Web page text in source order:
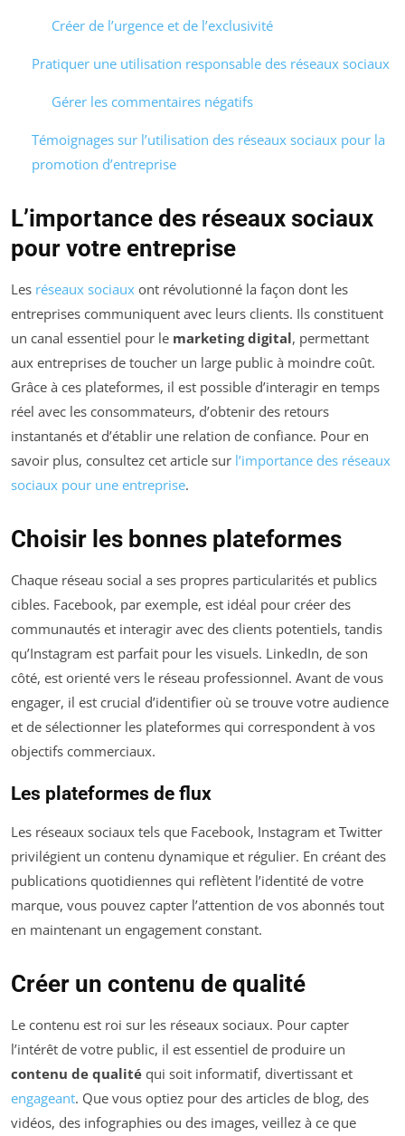
Créer de l’urgence et de l’exclusivité
Pratiquer une utilisation responsable des réseaux sociaux
Gérer les commentaires négatifs
Témoignages sur l’utilisation des réseaux sociaux pour la
promotion d’entreprise
L’importance des réseaux sociaux
pour votre entreprise
Les réseaux sociaux ont révolutionné la façon dont les
entreprises communiquent avec leurs clients. Ils constituent
un canal essentiel pour le marketing digital, permettant
aux entreprises de toucher un large public à moindre coût.
Grâce à ces plateformes, il est possible d’interagir en temps
réel avec les consommateurs, d’obtenir des retours
instantanés et d’établir une relation de confiance. Pour en
savoir plus, consultez cet article sur l’importance des réseaux
sociaux pour une entreprise.
Choisir les bonnes plateformes
Chaque réseau social a ses propres particularités et publics
cibles. Facebook, par exemple, est idéal pour créer des
communautés et interagir avec des clients potentiels, tandis
qu’Instagram est parfait pour les visuels. LinkedIn, de son
côté, est orienté vers le réseau professionnel. Avant de vous
engager, il est crucial d’identifier où se trouve votre audience
et de sélectionner les plateformes qui correspondent à vos
objectifs commerciaux.
Les plateformes de flux
Les réseaux sociaux tels que Facebook, Instagram et Twitter
privilégient un contenu dynamique et régulier. En créant des
publications quotidiennes qui reflètent l’identité de votre
marque, vous pouvez capter l’attention de vos abonnés tout
en maintenant un engagement constant.
Créer un contenu de qualité
Le contenu est roi sur les réseaux sociaux. Pour capter
l’intérêt de votre public, il est essentiel de produire un
contenu de qualité qui soit informatif, divertissant et
engageant. Que vous optiez pour des articles de blog, des
vidéos, des infographies ou des images, veillez à ce que